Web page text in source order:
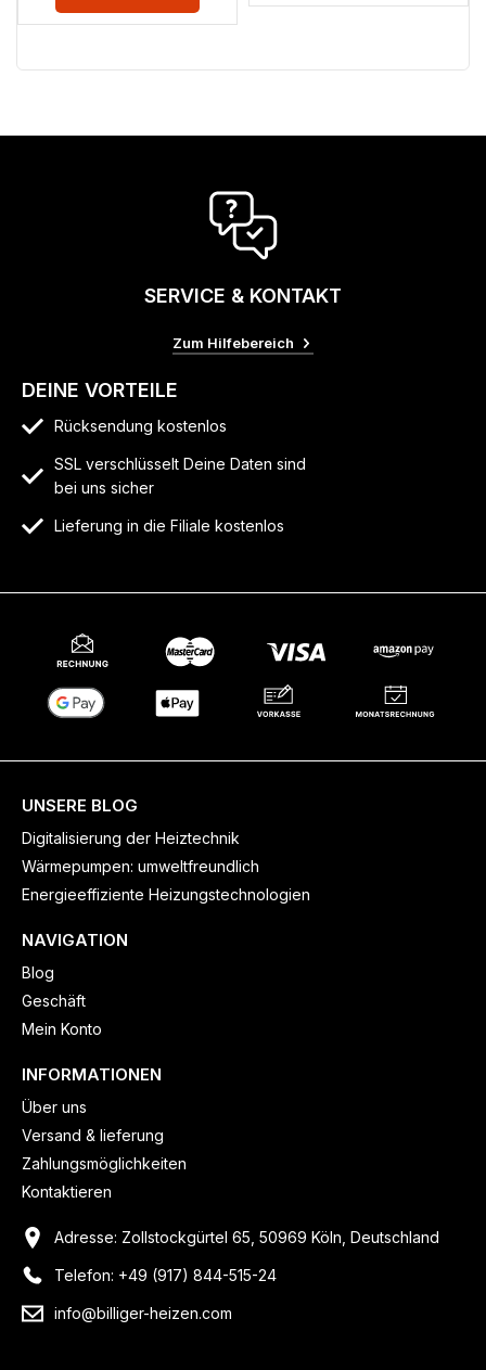
SERVICE & KONTAKT
Zum Hilfebereich
DEINE VORTEILE
Rücksendung kostenlos
SSL verschlüsselt Deine Daten sind
bei uns sicher
Lieferung in die Filiale kostenlos
UNSERE BLOG
Digitalisierung der Heiztechnik
Wärmepumpen: umweltfreundlich
Energieeffiziente Heizungstechnologien
NAVIGATION
Blog
Geschäft
Mein Konto
INFORMATIONEN
Über uns
Versand & lieferung
Zahlungsmöglichkeiten
Kontaktieren
Adresse: Zollstockgürtel 65, 50969 Köln, Deutschland
Telefon: +49 (917) 844-515-24
info@billiger-heizen.com